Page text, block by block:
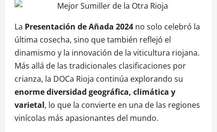
La Presentación de Añada 2024 no solo celebró la
última cosecha, sino que también reflejó el
dinamismo y la innovación de la viticultura riojana.
Más allá de las tradicionales clasificaciones por
crianza, la DOCa Rioja continúa explorando su
enorme diversidad geográfica, climática y
varietal, lo que la convierte en una de las regiones
vinícolas más apasionantes del mundo.